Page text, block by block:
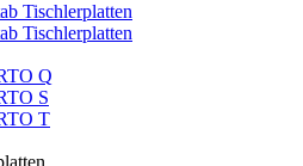
Tischlerplatten
Tischlerplatten
Q
S
T